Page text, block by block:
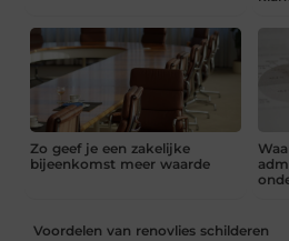
Zo geef je een zakelijke
bijeenkomst meer waarde
Voordelen van renovlies schilderen